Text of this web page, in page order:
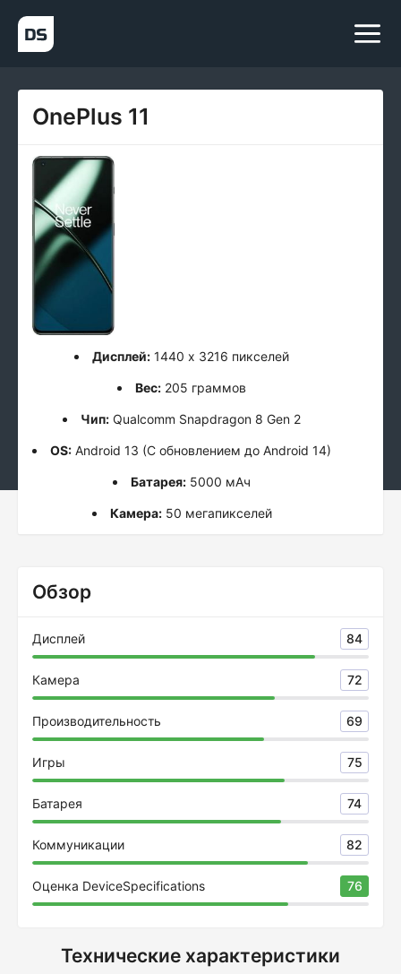
OnePlus 11
Дисплей: 1440 x 3216 пикселей
Вес: 205 граммов
Чип: Qualcomm Snapdragon 8 Gen 2
OS: Android 13 (С обновлением до Android 14)
Батарея: 5000 мАч
Камера:50 мегапикселей
Обзор
Дисплей 84
Камера 72
Производительность 69
Игры 75
Батарея 74
Коммуникации 82
Оценка DeviceSpecifications 76
Технические характеристики